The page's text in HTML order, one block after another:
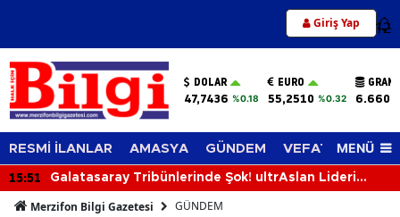
Giriş Yap 12
DOLAR
47,7436 %0.18
EURO
55,2510 %0.32
RESMİ İLANLAR AMASYA GÜNDEM VEFAT EDENLER
MENÜ
15:51
Galatasaray Tribünlerinde Şok! ultrAslan Lideri
Merzifon Bilgi Gazetesi GÜNDEM